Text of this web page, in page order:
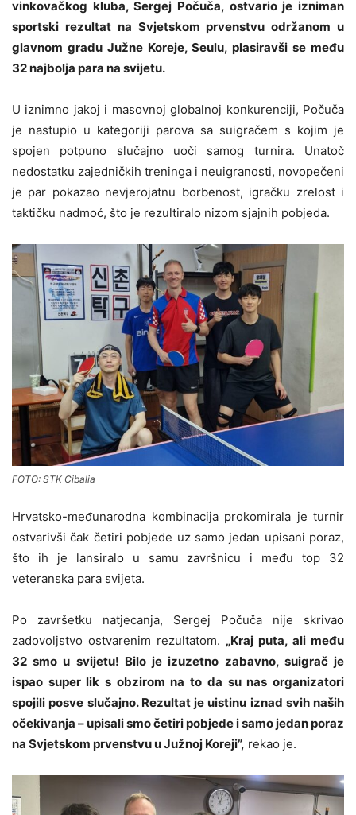
vinkovačkog kluba, Sergej Počuča, ostvario je izniman
sportski rezultat na Svjetskom prvenstvu održanom u
glavnom gradu Južne Koreje, Seulu, plasiravši se među
32 najbolja para na svijetu.
U iznimno jakoj i masovnoj globalnoj konkurenciji, Počuča
je nastupio u kategoriji parova sa suigračem s kojim je
spojen potpuno slučajno uoči samog turnira. Unatoč
nedostatku zajedničkih treninga i neuigranosti, novopečeni
je par pokazao nevjerojatnu borbenost, igračku zrelost i
taktičku nadmoć, što je rezultiralo nizom sjajnih pobjeda.
FOTO: STK Cibalia
Hrvatsko-međunarodna kombinacija prokomirala je turnir
ostvarivši čak četiri pobjede uz samo jedan upisani poraz,
što ih je lansiralo u samu završnicu i među top 32
veteranska para svijeta.
Po završetku natjecanja, Sergej Počuča nije skrivao
zadovoljstvo ostvarenim rezultatom. „Kraj puta, ali među
32 smo u svijetu! Bilo je izuzetno zabavno, suigrač je
ispao super lik s obzirom na to da su nas organizatori
spojili posve slučajno. Rezultat je uistinu iznad svih naših
očekivanja – upisali smo četiri pobjede i samo jedan poraz
na Svjetskom prvenstvu u Južnoj Koreji”, rekao je.